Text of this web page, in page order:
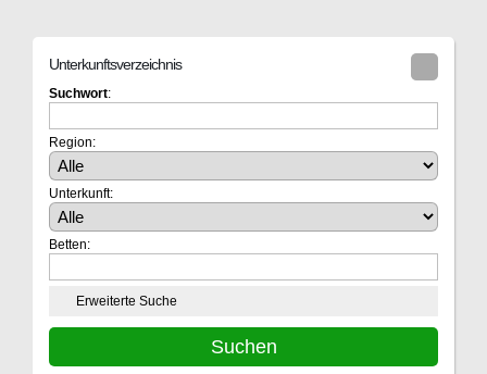
Unterkunftsverzeichnis
Suchwort:
Region:
Unterkunft:
Betten:
Erweiterte Suche